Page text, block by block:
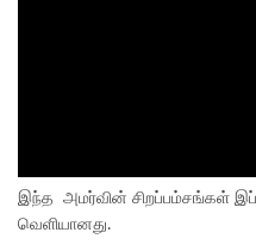
இந்த அமர்வின் சிறப்பம்சங்கள்
வெளியானது.